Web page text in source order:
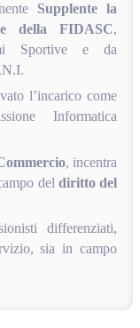
Supplente la
della FIDASC,
Sportive e da
l’incarico come
Informatica
, incentra
del diritto del
differenziati,
sia in campo